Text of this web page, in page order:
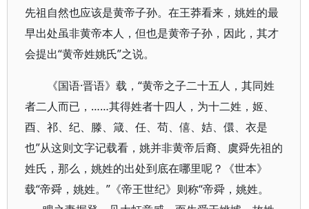
先祖自然也应该是黄帝子孙。在王莽看来，姚姓的最
早出处虽非黄帝本人，但也是黄帝子孙，因此，其才
会提出“黄帝姓姚氏”之说。
《国语·晋语》载，“黄帝之子二十五人，其同姓
者二人而已，……其得姓者十四人，为十二姓，姬、
酉、祁、纪、滕、箴、任、苟、僖、姞、儇、衣是
也”从这则文字记载看，姚并非黄帝后裔、虞舜先祖的
姓氏，那么，姚姓的出处到底在哪里呢？《世本》
载“帝舜，姚姓。”《帝王世纪》则称“帝舜，姚姓。